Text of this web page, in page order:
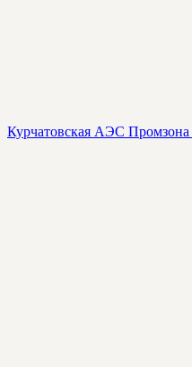
Курчатовская АЭС Промзона